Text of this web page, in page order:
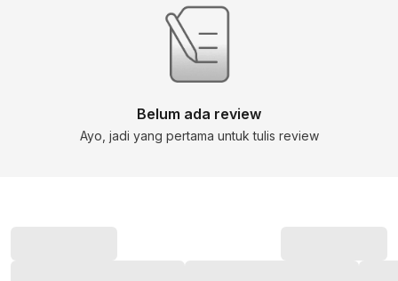
Belum ada review
Ayo, jadi yang pertama untuk tulis review